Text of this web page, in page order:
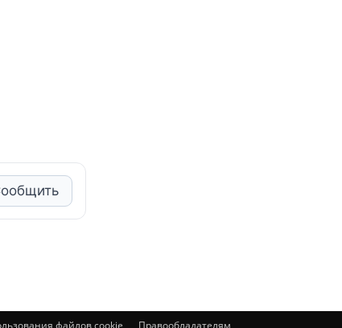
файлов cookie Правообладателям